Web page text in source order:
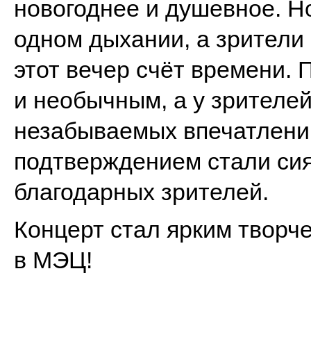
новогоднее и душевное.
одном дыхании, а зрители
этот вечер счёт времени.
и необычным, а у
незабываемых
подтверждением стали
благодарных зрителей.
Концерт стал ярким
в МЭЦ!